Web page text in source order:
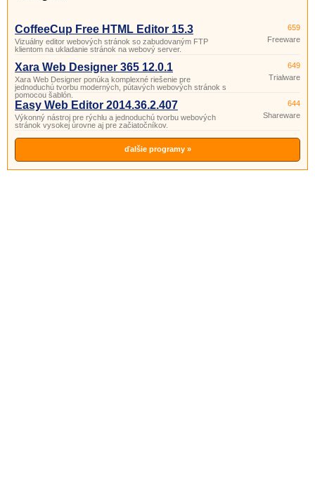
CoffeeCup Free HTML Editor 15.3
Vizuálny editor webových stránok so zabudovaným FTP
klientom na ukladanie stránok na webový server.
659
Freeware
Xara Web Designer 365 12.0.1
Xara Web Designer ponúka komplexné riešenie pre
jednoduchú tvorbu moderných, pútavých webových stránok s
pomocou šablón.
649
Trialware
Easy Web Editor 2014.36.2.407
Výkonný nástroj pre rýchlu a jednoduchú tvorbu webových
stránok vysokej úrovne aj pre začiatočníkov.
644
Shareware
ďalšie programy »